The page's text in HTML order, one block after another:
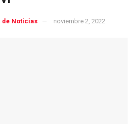
de Noticias noviembre 2, 2022